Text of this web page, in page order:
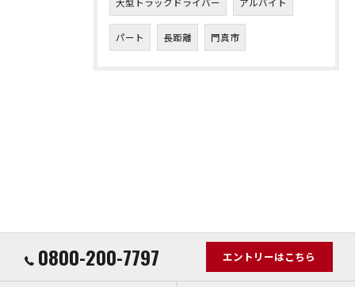
パート 長距離 門真市
0800-200-7797 エントリーはこちら